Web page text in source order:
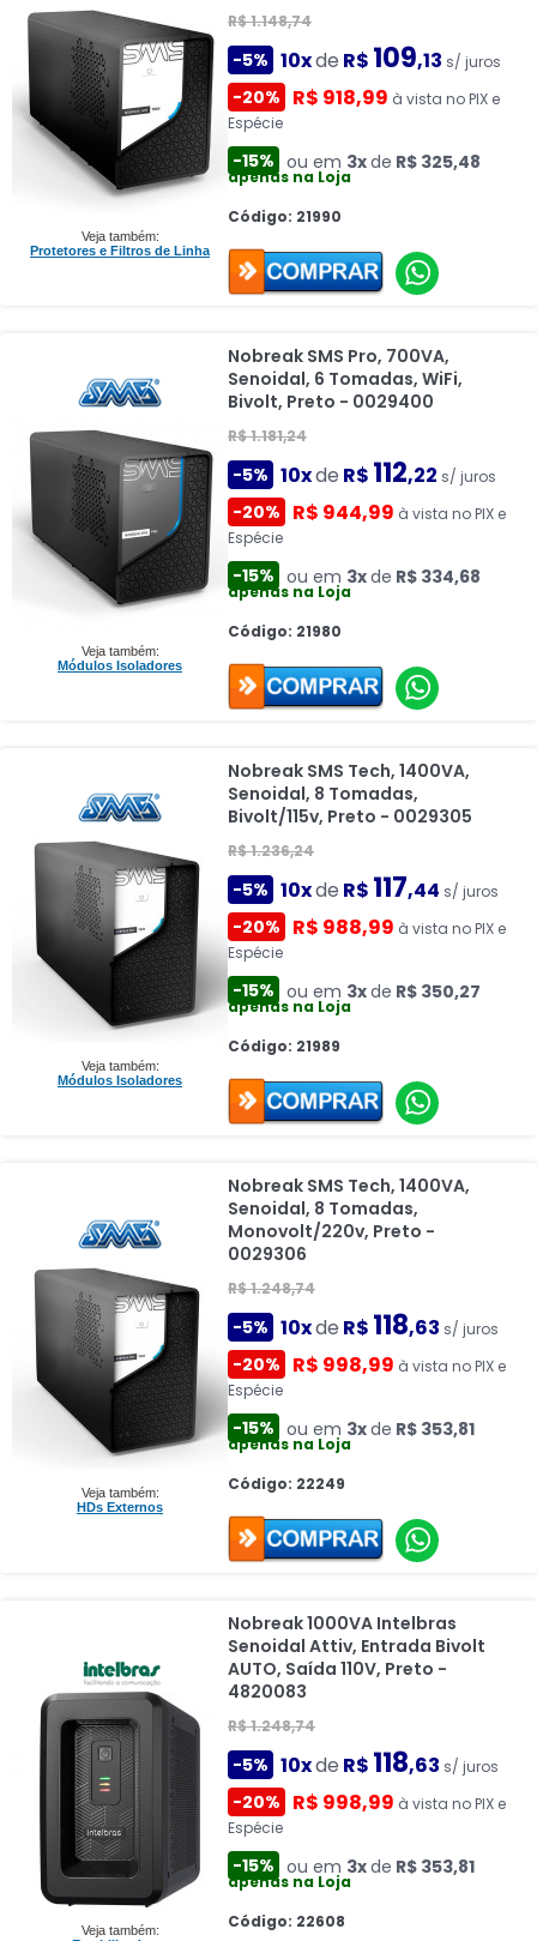
Veja também:
Protetores e Filtros de Linha
R$ 1.148,74
-5% 10xde R$ 109,13 s/ juros
-20% R$ 918,99 à vista no PIX e
Espécie
-15% ou em 3xde R$ 325,48
apenas na Loja
Código: 21990
Veja também:
Módulos Isoladores
Nobreak SMS Pro, 700VA,
Senoidal, 6 Tomadas, WiFi,
Bivolt, Preto - 0029400
R$ 1.181,24
-5% 10xde R$ 112,22 s/ juros
-20% R$ 944,99 à vista no PIX e
Espécie
-15% ou em 3xde R$ 334,68
apenas na Loja
Código: 21980
Veja também:
Módulos Isoladores
Nobreak SMS Tech, 1400VA,
Senoidal, 8 Tomadas,
Bivolt/115v, Preto - 0029305
R$ 1.236,24
-5% 10xde R$ 117,44 s/ juros
-20% R$ 988,99 à vista no PIX e
Espécie
-15% ou em 3xde R$ 350,27
apenas na Loja
Código: 21989
Veja também:
HDs Externos
Nobreak SMS Tech, 1400VA,
Senoidal, 8 Tomadas,
Monovolt/220v, Preto -
0029306
R$ 1.248,74
-5% 10xde R$ 118,63 s/ juros
-20% R$ 998,99 à vista no PIX e
Espécie
-15% ou em 3xde R$ 353,81
apenas na Loja
Código: 22249
Veja também:
Nobreak 1000VA Intelbras
Senoidal Attiv, Entrada Bivolt
AUTO, Saída 110V, Preto -
4820083
R$ 1.248,74
-5% 10xde R$ 118,63 s/ juros
-20% R$ 998,99 à vista no PIX e
Espécie
-15% ou em 3xde R$ 353,81
apenas na Loja
Código: 22608